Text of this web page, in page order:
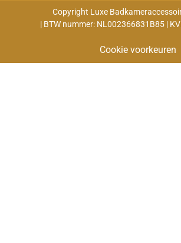
Copyright Luxe
| BTW nummer: NL002366831B85 |
Cookie voorkeuren